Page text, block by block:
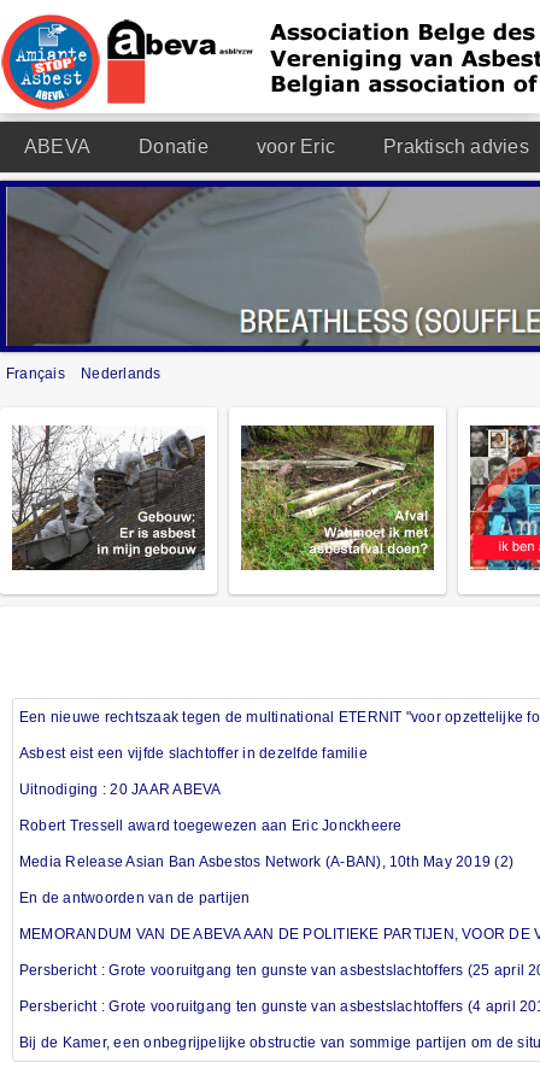
ABEVA Donatie voor Eric Praktisch advies
Français Nederlands
Een nieuwe rechtszaak tegen de multinational ETERNIT "voor opzettelijke
Asbest eist een vijfde slachtoffer in dezelfde familie
Uitnodiging : 20 JAAR ABEVA
Robert Tressell award toegewezen aan Eric Jonckheere
Media Release Asian Ban Asbestos Network (A-BAN), 10th May 2019 (2)
En de antwoorden van de partijen
MEMORANDUM VAN DE ABEVA AAN DE POLITIEKE PARTIJEN, VOOR
Persbericht : Grote vooruitgang ten gunste van asbestslachtoffers (25 april
Persbericht : Grote vooruitgang ten gunste van asbestslachtoffers (4 april
Bij de Kamer, een onbegrijpelijke obstructie van sommige partijen om de